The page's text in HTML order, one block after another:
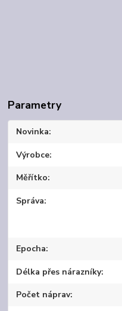
Parametry
Novinka
Výrobce
Měřítko
Správa
Epocha
Délka přes nárazníky
Počet náprav